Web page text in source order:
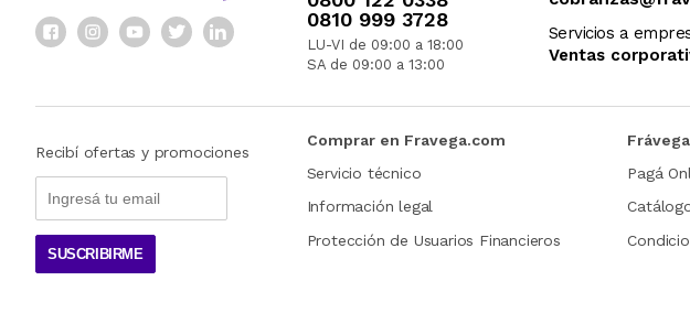
0810 999 3728
LU-VI de 09:00 a 18:00
SA de 09:00 a 13:00
Servicios a
Ventas
Recibí ofertas y promociones
SUSCRIBIRME
Comprar en Fravega.com
Servicio técnico
Información legal
Protección de Usuarios Financieros
Pagá